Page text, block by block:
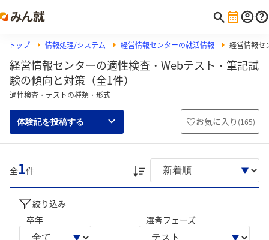
トップ 情報処理/システム 経営情報センターの就活情報 経営情報セ
経営情報センターの適性検査・Webテスト・筆記試
験の傾向と対策（全1件）
適性検査・テストの種類・形式
体験記を投稿する お気に入り (165)
全1件
絞り込み
卒年
選考フェーズ